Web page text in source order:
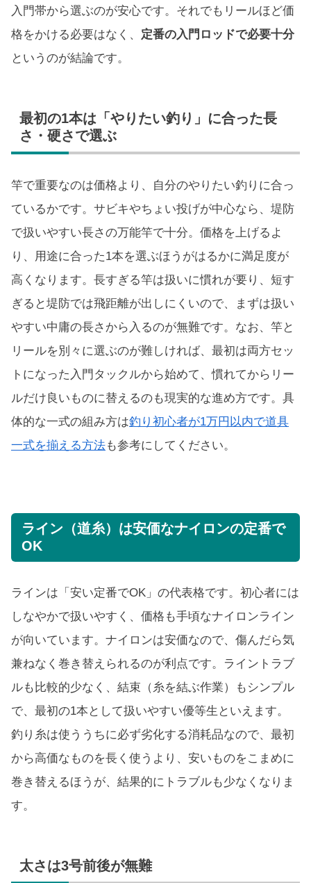
入門帯から選ぶのが安心です。それでもリールほど価
格をかける必要はなく、 定番の入門ロッドで必要十分
というのが結論です。
最初の1本は「やりたい釣り」に合った長
さ・硬さで選ぶ
竿で重要なのは価格より、自分のやりたい釣りに合っ
ているかです。サビキやちょい投げが中心なら、堤防
で扱いやすい長さの万能竿で十分。価格を上げるよ
り、用途に合った1本を選ぶほうがはるかに満足度が
高くなります。長すぎる竿は扱いに慣れが要り、短す
ぎると堤防では飛距離が出しにくいので、まずは扱い
やすい中庸の長さから入るのが無難です。なお、竿と
リールを別々に選ぶのが難しければ、最初は両方セッ
トになった入門タックルから始めて、慣れてからリー
ルだけ良いものに替えるのも現実的な進め方です。具
体的な一式の組み方は釣り初心者が1万円以内で道具
一式を揃える方法も参考にしてください。
ライン（道糸）は安価なナイロンの定番で
OK
ラインは「安い定番でOK」の代表格です。初心者には
しなやかで扱いやすく、価格も手頃なナイロンライン
が向いています。ナイロンは安価なので、傷んだら気
兼ねなく巻き替えられるのが利点です。ライントラブ
ルも比較的少なく、結束（糸を結ぶ作業）もシンプル
で、最初の1本として扱いやすい優等生といえます。
釣り糸は使ううちに必ず劣化する消耗品なので、最初
から高価なものを長く使うより、安いものをこまめに
巻き替えるほうが、結果的にトラブルも少なくなりま
す。
太さは3号前後が無難